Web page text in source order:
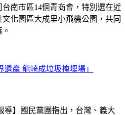
南市區14個青商會，特別選在近
化園區大成里小飛機公園，共同
遺產 龍崎成垃圾掩埋場」
導】國民黨團指出，台灣、義大